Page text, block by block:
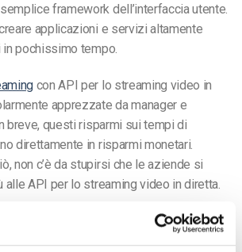
framework dell’interfaccia utente.
applicazioni e servizi altamente
pochissimo tempo.
con API per lo streaming video in
apprezzate da manager e
breve, questi risparmi sui tempi di
direttamente in risparmi monetari.
non c’è da stupirsi che le aziende si
API per lo streaming video in diretta.
coinvolgimento di clienti e